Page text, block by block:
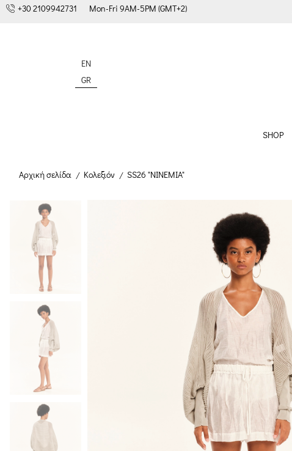
+30 2109942731 Mon-Fri 9AM-5PM (GMT+2)
EN
GR
SHOP
Αρχική σελίδα / Κολεξιόν / SS26 "NINEMIA"